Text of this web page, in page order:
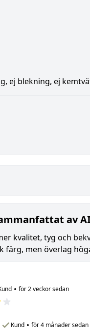
ej blekning, ej
av
kvalitet, tyg och
men överlag
• för 2 veckor sedan
Kund • för 4 månader sedan